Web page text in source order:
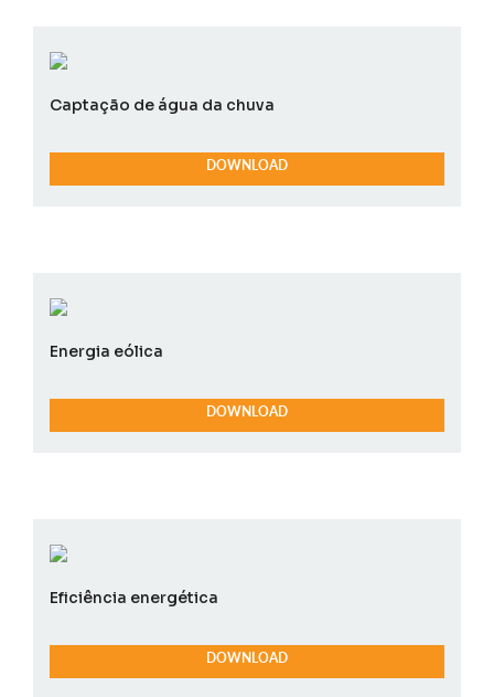
Captação de água da chuva
DOWNLOAD
Energia eólica
DOWNLOAD
Eficiência energética
DOWNLOAD